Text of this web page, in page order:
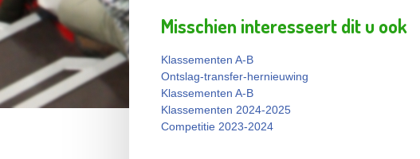
Misschien interesseert dit u ook
Klassementen A-B
Ontslag-transfer-hernieuwing
Klassementen A-B
Klassementen 2024-2025
Competitie 2023-2024